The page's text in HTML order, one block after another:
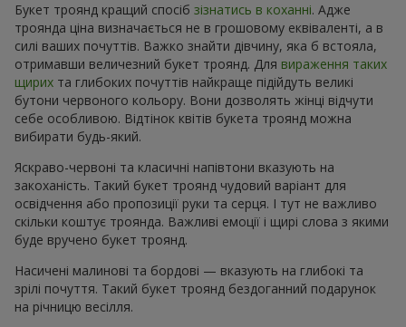
Букет троянд кращий спосіб зізнатись в коханні. Адже
троянда ціна визначається не в грошовому еквіваленті, а в
силі ваших почуттів. Важко знайти дівчину, яка б встояла,
отримавши величезний букет троянд. Для вираження таких
щирих та глибоких почуттів найкраще підійдуть великі
бутони червоного кольору. Вони дозволять жінці відчути
себе особливою. Відтінок квітів букета троянд можна
вибирати будь-який.
Яскраво-червоні та класичні напівтони вказують на
закоханість. Такий букет троянд чудовий варіант для
освідчення або пропозиції руки та серця. І тут не важливо
скільки коштує троянда. Важливі емоції і щирі слова з якими
буде вручено букет троянд.
Насичені малинові та бордові — вказують на глибокі та
зрілі почуття. Такий букет троянд бездоганний подарунок
на річницю весілля.